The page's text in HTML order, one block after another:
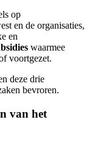
op
en de organisaties,
en
waarmee
voortgezet.
deze drie
bevroren.
van het